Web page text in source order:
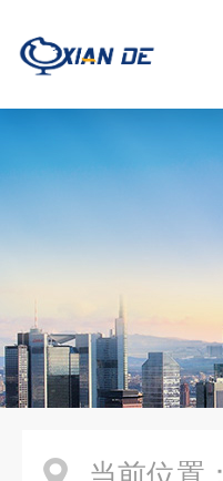
当前位置：